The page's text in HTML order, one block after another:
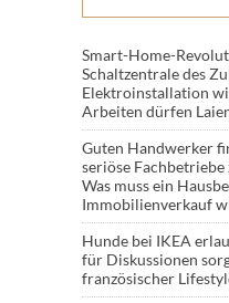
Smart-Home-
Schaltzentrale des
Elektroinstallation
Arbeiten dürfen
Guten Handwerker
seriöse Fachbetriebe
Was muss ein
Immobilienverkauf
Hunde bei IKEA
für Diskussionen
französischer